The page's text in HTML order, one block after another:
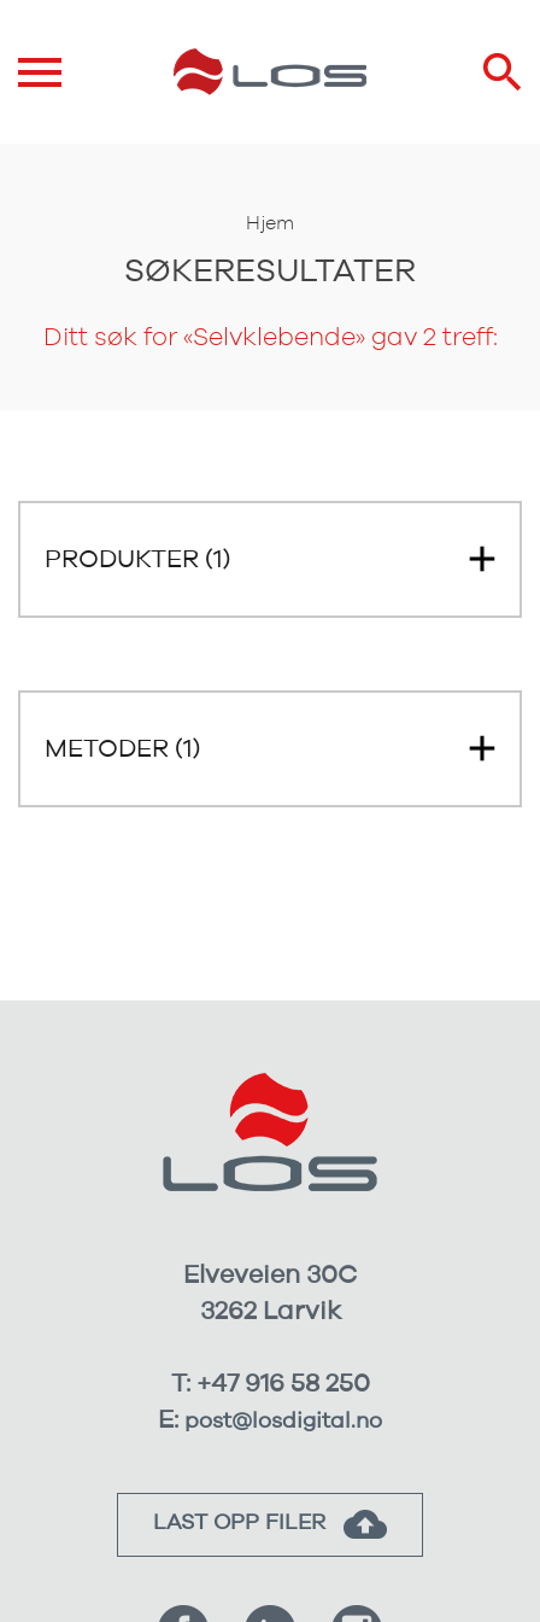
Hjem
SØKERESULTATER
Ditt søk for «Selvklebende» gav 2 treff:
PRODUKTER (1)
METODER (1)
Elveveien 30C
3262 Larvik
T: +47 916 58 250
E: post@losdigital.no
LAST OPP FILER